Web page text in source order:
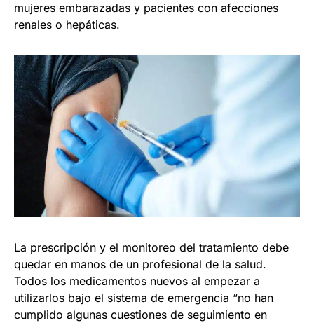
mujeres embarazadas y pacientes con afecciones
renales o hepáticas.
La prescripción y el monitoreo del tratamiento debe
quedar en manos de un profesional de la salud.
Todos los medicamentos nuevos al empezar a
utilizarlos bajo el sistema de emergencia “no han
cumplido algunas cuestiones de seguimiento en